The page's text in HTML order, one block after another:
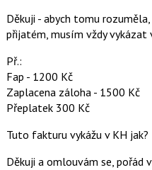
použít
i
pro
následující
a
pro
předchozí
Děkuji - abych tomu
přijatém, musím vždy vykázat
Př.:
Fap - 1200 Kč
Zaplacena záloha - 1500 Kč
Přeplatek 300 Kč
Tuto fakturu vykážu v KH jak?
Děkuji a omlouvám se, pořád